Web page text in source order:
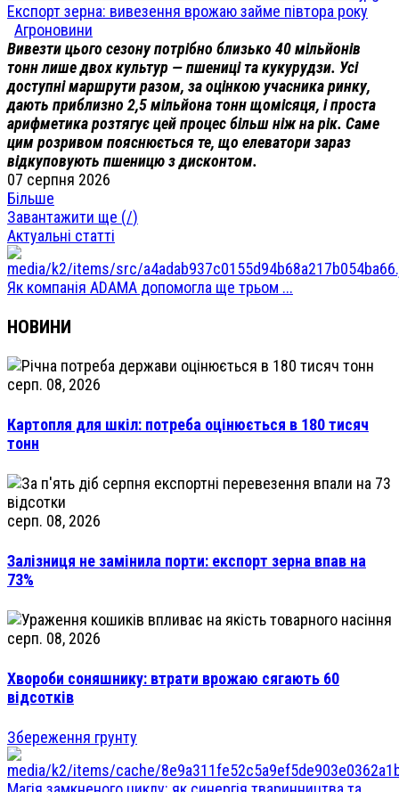
Експорт зерна: вивезення врожаю займе півтора року
Агроновини
Вивезти цього сезону потрібно близько 40 мільйонів
тонн лише двох культур — пшениці та кукурудзи. Усі
доступні маршрути разом, за оцінкою учасника ринку,
дають приблизно 2,5 мільйона тонн щомісяця, і проста
арифметика розтягує цей процес більш ніж на рік. Саме
цим розривом пояснюється те, що елеватори зараз
відкуповують пшеницю з дисконтом.
07 серпня 2026
Більше
Завантажити ще (/)
Актуальні статті
Як компанія ADAMA допомогла ще трьом ...
НОВИНИ
серп. 08, 2026
Картопля для шкіл: потреба оцінюється в 180 тисяч
тонн
серп. 08, 2026
Залізниця не замінила порти: експорт зерна впав на
73%
серп. 08, 2026
Хвороби соняшнику: втрати врожаю сягають 60
відсотків
Збереження грунту